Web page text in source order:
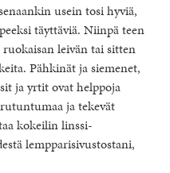
usein tosi hyviä,
täyttäviä. Niinpä teen
leivän tai sitten
Pähkinät ja siemenet,
ja yrtit ovat helppoja
ja tekevät
kokeilin linssi-
lempparisivustostani,